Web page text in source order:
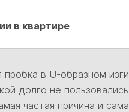
в квартире
в U-образном
долго не
частая причина и